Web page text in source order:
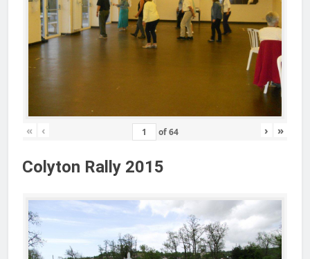
« ‹ of64 › »
Colyton Rally 2015